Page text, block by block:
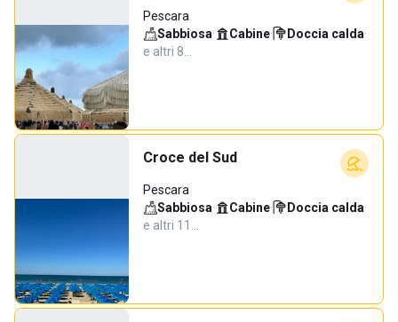
Pescara
Sabbiosa· Cabine· Doccia calda·
e altri 8…
Croce del Sud
Pescara
Sabbiosa· Cabine· Doccia calda·
e altri 11…